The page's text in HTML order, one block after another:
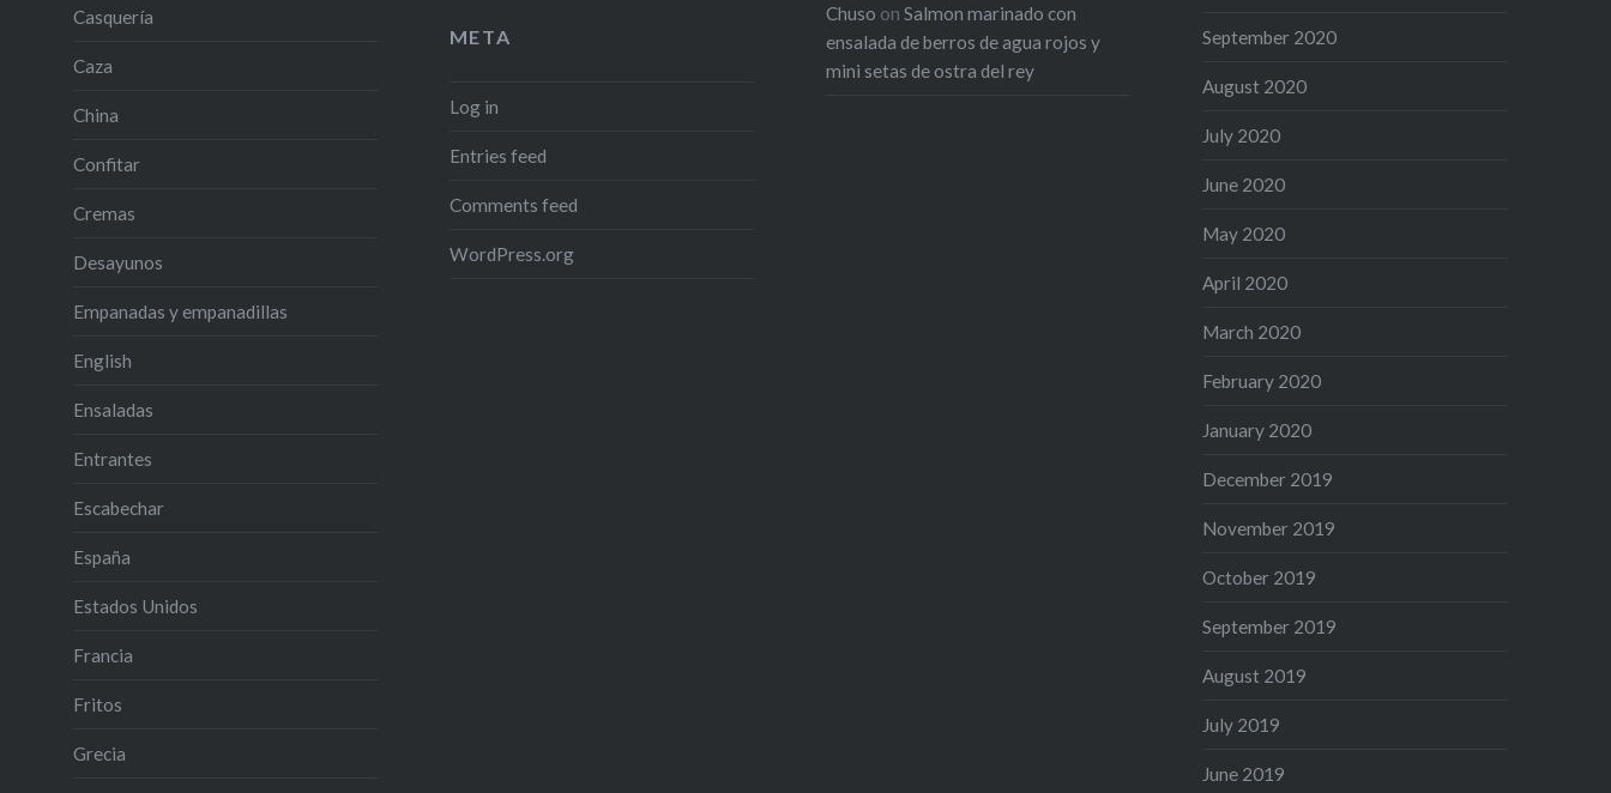
Chuso onSalmon marinado con
ensalada de berros de agua rojos y
mini setas de ostra del rey
September 2020
August 2020
July 2020
June 2020
May 2020
April 2020
March 2020
February 2020
January 2020
December 2019
November 2019
October 2019
September 2019
August 2019
July 2019
June 2019
Casquería
Caza
China
Confitar
Cremas
Desayunos
Empanadas y empanadillas
English
Ensaladas
Entrantes
Escabechar
España
Estados Unidos
Francia
Fritos
Grecia
META
Log in
Entries feed
Comments feed
WordPress.org